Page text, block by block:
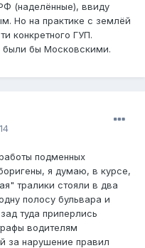
(наделённые), ввиду
Но на практике с землёй
конкретного ГУП.
были бы Московскими.
подменных
я думаю, в курсе,
тралики стояли в два
полосу бульвара и
туда приперлись
водителям
за нарушение правил